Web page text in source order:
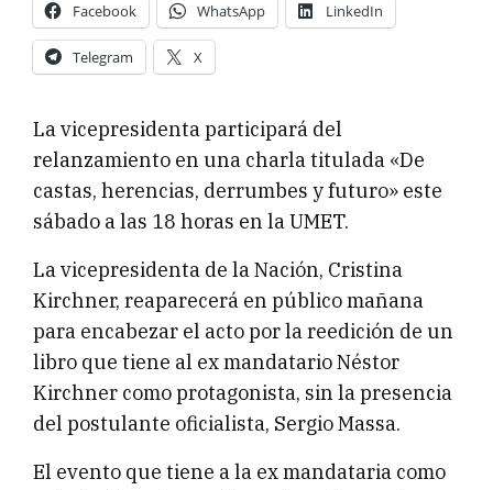
Facebook WhatsApp LinkedIn
Telegram X
La vicepresidenta participará del
relanzamiento en una charla titulada «De
castas, herencias, derrumbes y futuro» este
sábado a las 18 horas en la UMET.
La vicepresidenta de la Nación, Cristina
Kirchner, reaparecerá en público mañana
para encabezar el acto por la reedición de un
libro que tiene al ex mandatario Néstor
Kirchner como protagonista, sin la presencia
del postulante oficialista, Sergio Massa.
El evento que tiene a la ex mandataria como